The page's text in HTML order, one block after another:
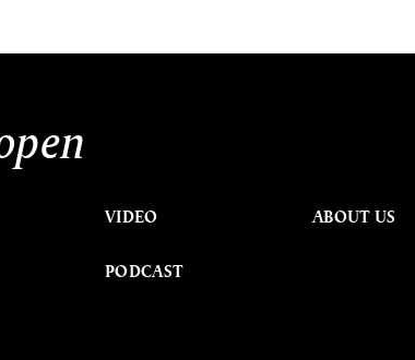
VIDEO
PODCAST
ABOUT US